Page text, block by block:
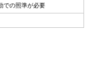
での照準が必要